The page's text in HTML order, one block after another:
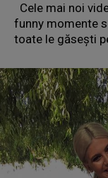
Cele mai noi
funny momente
toate le găseşti